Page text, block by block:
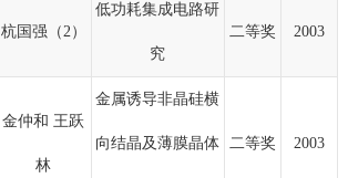
杭国强（2）
低功耗集成电路研
究
二等奖 2003
金仲和 王跃
林
金属诱导非晶硅横
向结晶及薄膜晶体 二等奖 2003